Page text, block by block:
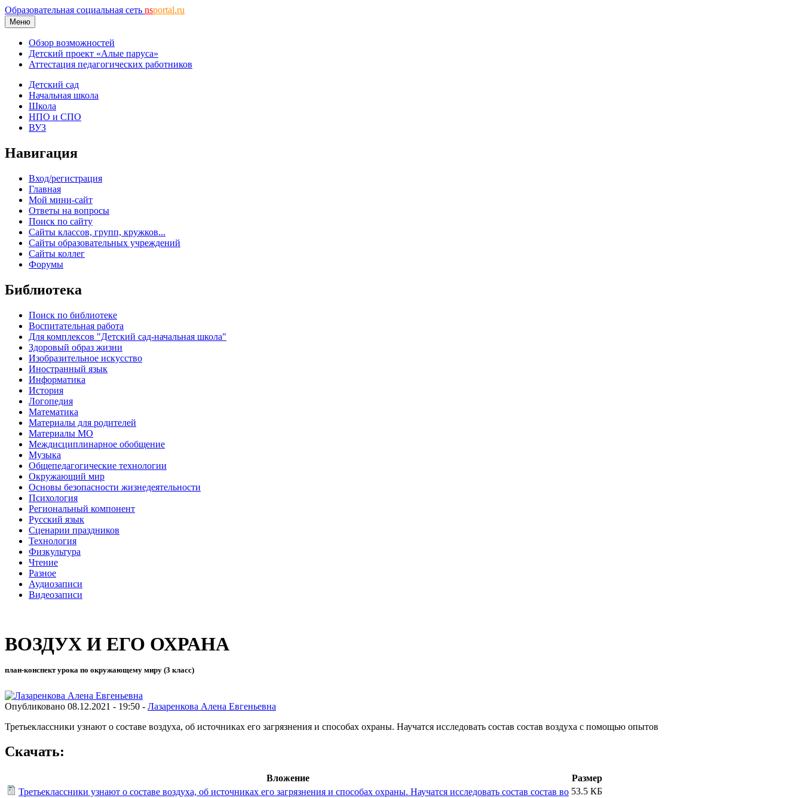
Образовательная социальная сеть nsportal.ru
Меню
Обзор возможностей
Детский проект «Алые паруса»
Аттестация педагогических работников
Детский сад
Начальная школа
Школа
НПО и СПО
ВУЗ
Навигация
Вход/регистрация
Главная
Мой мини-сайт
Ответы на вопросы
Поиск по сайту
Сайты классов, групп, кружков...
Сайты образовательных учреждений
Сайты коллег
Форумы
Библиотека
Поиск по библиотеке
Воспитательная работа
Для комплексов "Детский сад-начальная школа"
Здоровый образ жизни
Изобразительное искусство
Иностранный язык
Информатика
История
Логопедия
Математика
Материалы для родителей
Материалы МО
Междисциплинарное обобщение
Музыка
Общепедагогические технологии
Окружающий мир
Основы безопасности жизнедеятельности
Психология
Региональный компонент
Русский язык
Сценарии праздников
Технология
Физкультура
Чтение
Разное
Аудиозаписи
Видеозаписи
ВОЗДУХ И ЕГО ОХРАНА
план-конспект урока по окружающему миру (3 класс)
Опубликовано 08.12.2021 - 19:50 - Лазаренкова Алена Евгеньевна
Третьеклассники узнают о составе воздуха, об источниках его загрязнения и способах охраны. Научатся исследовать состав состав воздуха с помощью опытов
Скачать:
Вложение
Размер
Третьеклассники узнают о составе воздуха, об источниках его загрязнения и способах охраны. Научатся исследовать состав состав во 53.5 КБ